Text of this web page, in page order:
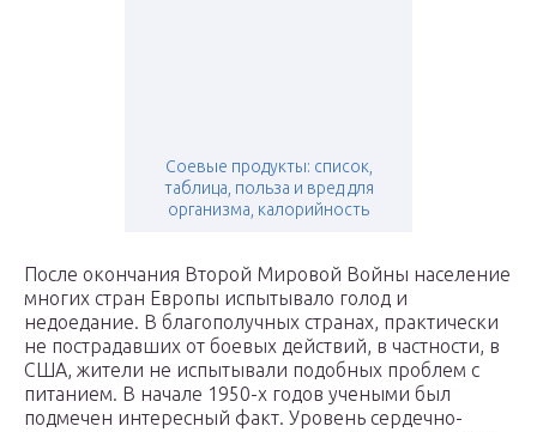
Соевые продукты: список,
таблица, польза и вред для
организма, калорийность
После окончания Второй Мировой Войны население
многих стран Европы испытывало голод и
недоедание. В благополучных странах, практически
не пострадавших от боевых действий, в частности, в
США, жители не испытывали подобных проблем с
питанием. В начале 1950-х годов учеными был
подмечен интересный факт. Уровень сердечно-